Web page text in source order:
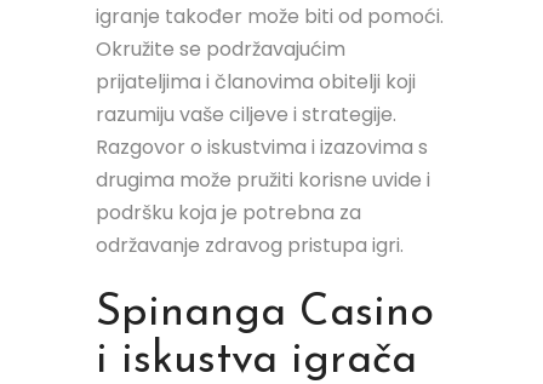
igranje također može biti od pomoći.
Okružite se podržavajućim
prijateljima i članovima obitelji koji
razumiju vaše ciljeve i strategije.
Razgovor o iskustvima i izazovima s
drugima može pružiti korisne uvide i
podršku koja je potrebna za
održavanje zdravog pristupa igri.
Spinanga Casino
i iskustva igrača